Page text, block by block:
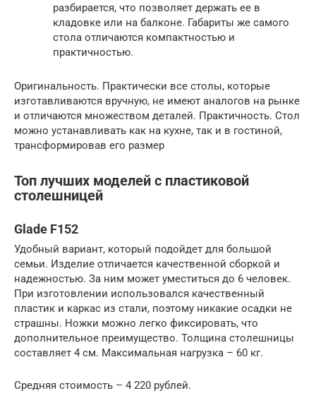
разбирается, что позволяет держать ее в
кладовке или на балконе. Габариты же самого
стола отличаются компактностью и
практичностью.
Оригинальность. Практически все столы, которые
изготавливаются вручную, не имеют аналогов на рынке
и отличаются множеством деталей. Практичность. Стол
можно устанавливать как на кухне, так и в гостиной,
трансформировав его размер
Топ лучших моделей с пластиковой
столешницей
Glade F152
Удобный вариант, который подойдет для большой
семьи. Изделие отличается качественной сборкой и
надежностью. За ним может уместиться до 6 человек.
При изготовлении использовался качественный
пластик и каркас из стали, поэтому никакие осадки не
страшны. Ножки можно легко фиксировать, что
дополнительное преимущество. Толщина столешницы
составляет 4 см. Максимальная нагрузка – 60 кг.
Средняя стоимость – 4 220 рублей.